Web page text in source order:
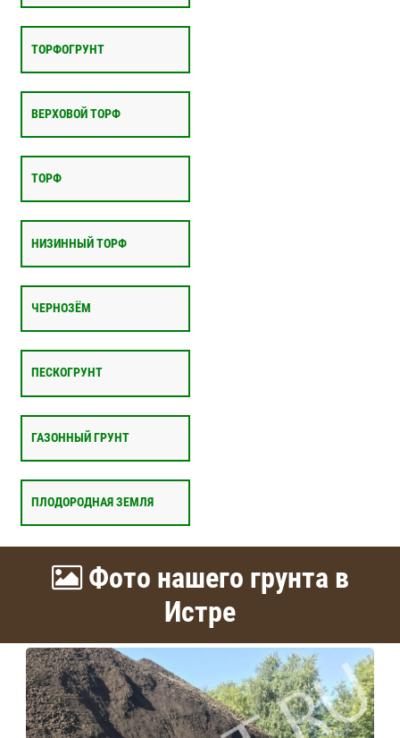
ТОРФОГРУНТ
ВЕРХОВОЙ ТОРФ
ТОРФ
НИЗИННЫЙ ТОРФ
ЧЕРНОЗЁМ
ПЕСКОГРУНТ
ГАЗОННЫЙ ГРУНТ
ПЛОДОРОДНАЯ ЗЕМЛЯ
Фото нашего грунта в
Истре